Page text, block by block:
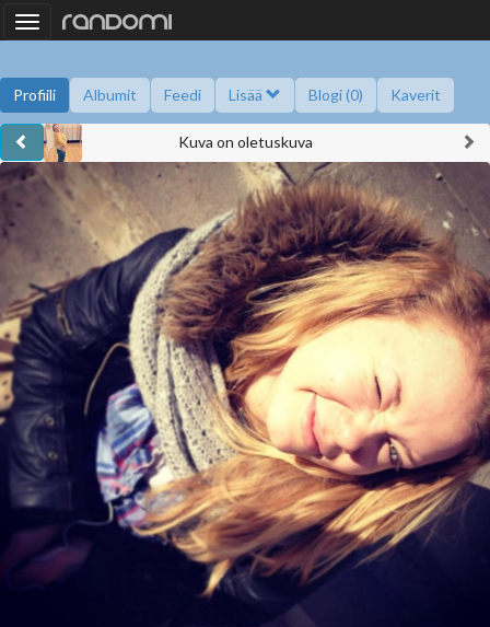
Toggle
navigation
Profiili Albumit Feedi Lisää Blogi (0) Kaverit
Kysy minulta Kaverikirja Gallupit Saavutukset
Kuva on oletuskuva